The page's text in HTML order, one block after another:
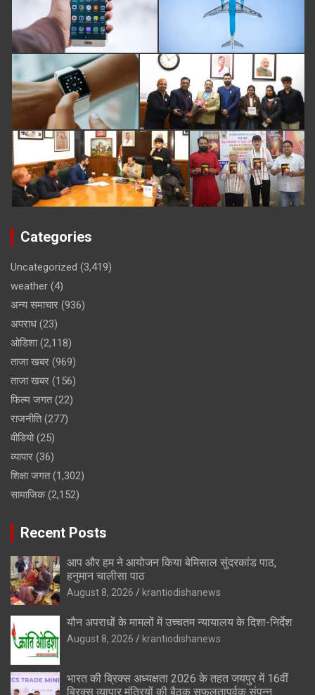
Categories
Uncategorized (3,419)
weather (4)
अन्य समाचार (936)
अपराध (23)
ओडिशा(2,118)
ताजा खबर (969)
ताजा खबर (156)
फिल्म जगत(22)
राजनीति(277)
वीडियो(25)
व्यापार (36)
शिक्षा जगत(1,302)
सामाजिक(2,152)
Recent Posts
आप और हम ने आयोजन किया बेमिसाल सुंदरकांड पाठ,
हनुमान चालीसा पाठ
August 8, 2026 krantiodishanews
यौन अपराधों के मामलों में उच्चतम न्यायालय के दिशा-निर्देश
August 8, 2026 krantiodishanews
भारत की ब्रिक्‍स अध्यक्षता 2026 के तहत जयपुर में 16वीं
ब्रिक्‍स व्यापार मंत्रियों की बैठक सफलतापूर्वक संपन्न